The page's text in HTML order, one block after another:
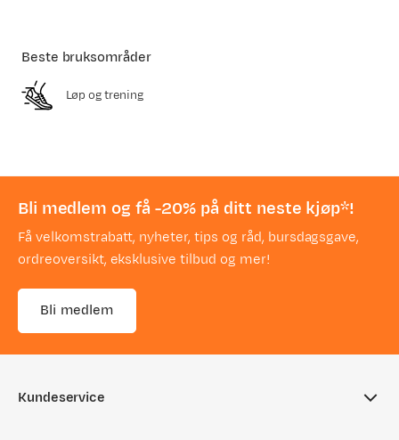
Beste bruksområder
Løp og trening
Bli medlem og få -20% på ditt neste kjøp*!
Få velkomstrabatt, nyheter, tips og råd, bursdagsgave,
ordreoversikt, eksklusive tilbud og mer!
Bli medlem
Kundeservice